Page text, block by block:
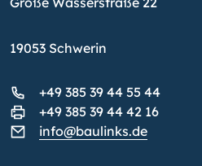
19053 Schwerin
+49 385 39 44 55 44
+49 385 39 44 42 16
info@baulinks.de